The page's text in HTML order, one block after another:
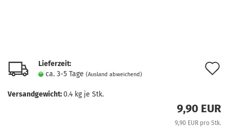
Lieferzeit:
ca. 3-5 Tage (Ausland abweichend)
Versandgewicht:0.4 kg je Stk.
9,90 EUR
9,90 EUR pro Stk.